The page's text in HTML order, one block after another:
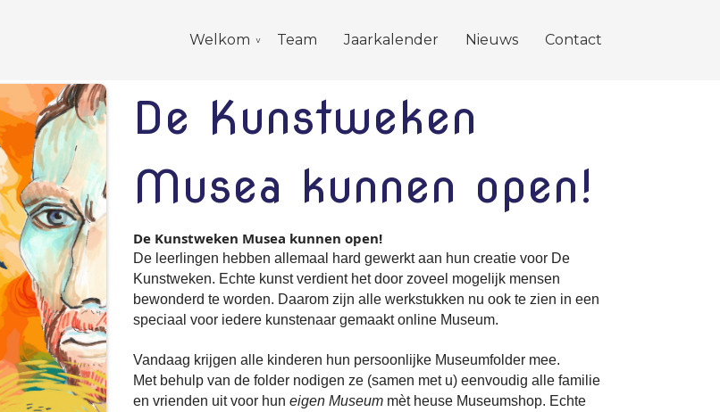
Welkom Team Jaarkalender Nieuws Contact
De Kunstweken
Musea kunnen open!
De Kunstweken Musea kunnen open!
De leerlingen hebben allemaal hard gewerkt aan hun creatie voor De
Kunstweken. Echte kunst verdient het door zoveel mogelijk mensen
bewonderd te worden. Daarom zijn alle werkstukken nu ook te zien in een
speciaal voor iedere kunstenaar gemaakt online Museum.
Vandaag krijgen alle kinderen hun persoonlijke Museumfolder mee.
Met behulp van de folder nodigen ze (samen met u) eenvoudig alle familie
en vrienden uit voor hun eigen Museum mèt heuse Museumshop. Echte